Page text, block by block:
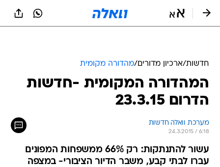
חדשות/ארכיון מדורים/מהדורה מקומית
המהדורה המקומית -חדשות
הדרום 23.3.15
מערכת וואלה חדשות
24.3.2015 / 6:18
עשור להתנתקות: רק 66% ממשפחות המפונים
עברו לבתי קבע, משבר הדיור הציבורי- במצפה